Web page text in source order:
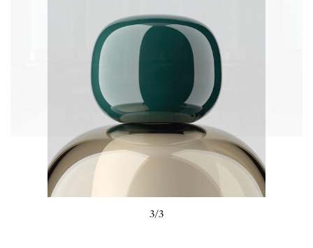
Luca Nichetto, Design Curator di Lodes ha detto:
“I prodotti che stiamo lanciando sottolineano la